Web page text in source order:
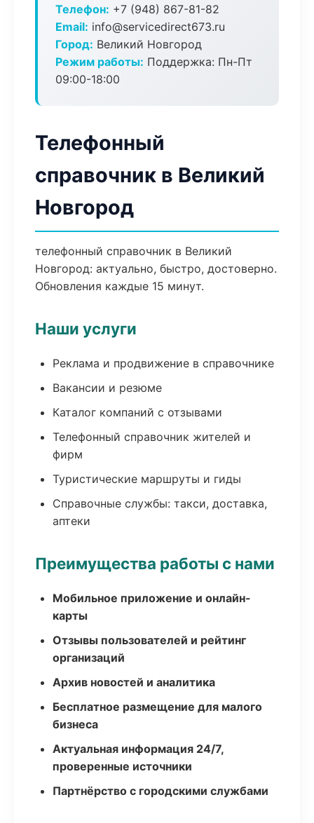
Телефон: +7 (948) 867-81-82
Email: info@servicedirect673.ru
Город: Великий Новгород
Режим работы: Поддержка: Пн-Пт
09:00-18:00
Телефонный
справочник в Великий
Новгород
телефонный справочник в Великий
Новгород: актуально, быстро, достоверно.
Обновления каждые 15 минут.
Наши услуги
Реклама и продвижение в справочнике
Вакансии и резюме
Каталог компаний с отзывами
Телефонный справочник жителей и
фирм
Туристические маршруты и гиды
Справочные службы: такси, доставка,
аптеки
Преимущества работы с нами
Мобильное приложение и онлайн-
карты
Отзывы пользователей и рейтинг
организаций
Архив новостей и аналитика
Бесплатное размещение для малого
бизнеса
Актуальная информация 24/7,
проверенные источники
Партнёрство с городскими службами